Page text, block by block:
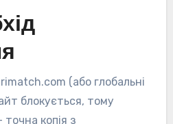
(або глобальні
блокується, тому
копія з